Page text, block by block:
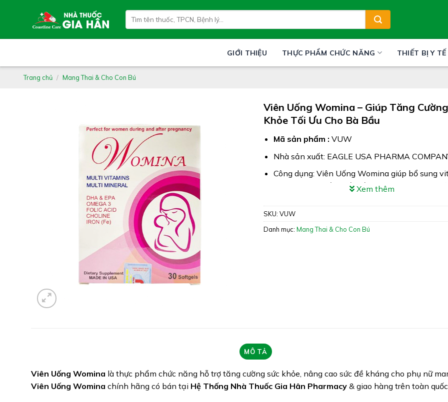
kiếm:
GIỚI THIỆU THỰC PHẨM CHỨC NĂNG THIẾT BỊ Y TẾ
Trang chủ / Mang Thai & Cho Con Bú
Viên Uống Womina – Giúp Tăng
Khỏe Tối Ưu Cho Bà Bầu
Mã sản phẩm : VUW
Nhà sản xuất: EAGLE USA PHARMA
Công dụng: Viên Uống Womina giúp bổ sung
các khoáng chất thiết yếu cho phụ nữ trong
kháng cho phụ nữ mang thai
Xuất xứ: USA (Mỹ)
Xem thêm
SKU: VUW
Danh mục: Mang Thai & Cho Con Bú
MÔ TẢ
Viên Uống Womina là thực phẩm chức năng hỗ trợ tăng cường sức khỏe, nâng cao sức đề kháng cho phụ nữ
Viên Uống Womina chính hãng có bán tại Hệ Thống Nhà Thuốc Gia Hân Pharmacy & giao hàng trên toàn quốc